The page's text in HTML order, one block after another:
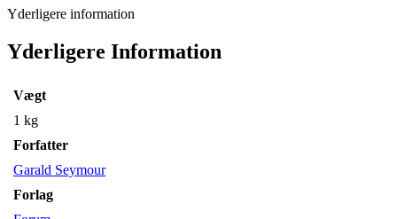
Yderligere information
Yderligere Information
Vægt
1 kg
Forfatter
Garald Seymour
Forlag